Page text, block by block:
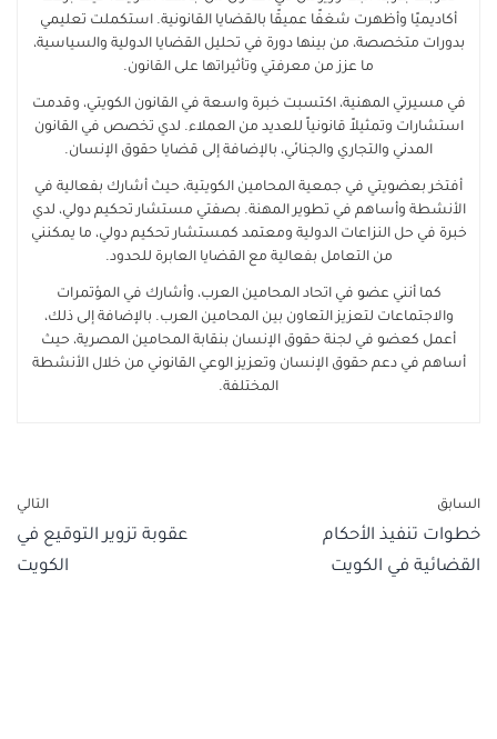
أكاديميًا وأظهرت شغفًا عميقًا بالقضايا القانونية. استكملت تعليمي
بدورات متخصصة، من بينها دورة في تحليل القضايا الدولية والسياسية،
ما عزز من معرفتي وتأثيراتها على القانون.
في مسيرتي المهنية، اكتسبت خبرة واسعة في القانون الكويتي، وقدمت
استشارات وتمثيلاً قانونياً للعديد من العملاء. لدي تخصص في القانون
المدني والتجاري والجنائي، بالإضافة إلى قضايا حقوق الإنسان.
أفتخر بعضويتي في جمعية المحامين الكويتية، حيث أشارك بفعالية في
الأنشطة وأساهم في تطوير المهنة. بصفتي مستشار تحكيم دولي، لدي
خبرة في حل النزاعات الدولية ومعتمد كمستشار تحكيم دولي، ما يمكنني
من التعامل بفعالية مع القضايا العابرة للحدود.
كما أنني عضو في اتحاد المحامين العرب، وأشارك في المؤتمرات
والاجتماعات لتعزيز التعاون بين المحامين العرب. بالإضافة إلى ذلك،
أعمل كعضو في لجنة حقوق الإنسان بنقابة المحامين المصرية، حيث
أساهم في دعم حقوق الإنسان وتعزيز الوعي القانوني من خلال الأنشطة
المختلفة.
السابق
خطوات تنفيذ الأحكام
القضائية في الكويت
التالي
عقوبة تزوير التوقيع في
الكويت